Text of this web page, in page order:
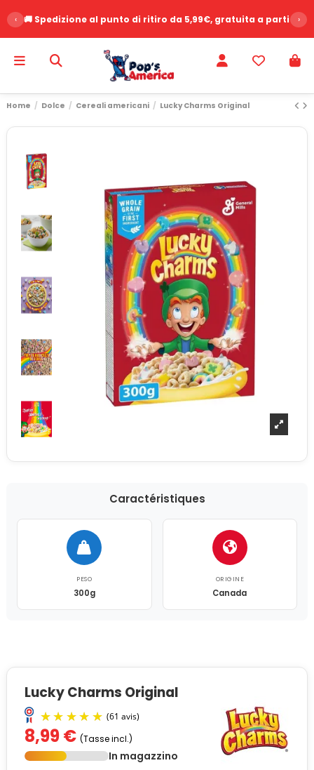
‹ 🚚 Spedizione al punto di ritiro da 5,99€, gratuita a partire›
Home Dolce Cereali americani Lucky Charms Original
Caractéristiques
PESO
300g
ORIGINE
Canada
Lucky Charms Original
8,99 € (Tasse incl.)
In magazzino